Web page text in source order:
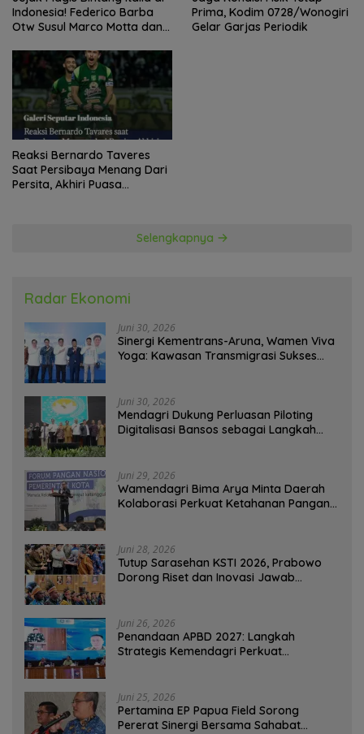
Indonesia! Federico Barba
Otw Susul Marco Motta dan
Trofi?
Prima, Kodim 0728/Wonogiri
Gelar Garjas Periodik
Reaksi Bernardo Taveres
Saat Persibaya Menang Dari
Persita, Akhiri Puasa
Selengkapnya
Radar Ekonomi
Juni 30, 2026
Sinergi Kementrans-Aruna, Wamen Viva
Yoga: Kawasan Transmigrasi Sukses
Juni 30, 2026
Mendagri Dukung Perluasan Piloting
Digitalisasi Bansos sebagai Langkah
Juni 29, 2026
Wamendagri Bima Arya Minta Daerah
Kolaborasi Perkuat Ketahanan Pangan
Juni 28, 2026
Tutup Sarasehan KSTI 2026, Prabowo
Dorong Riset dan Inovasi Jawab
Juni 26, 2026
Penandaan APBD 2027: Langkah
Strategis Kemendagri Perkuat
Juni 25, 2026
Pertamina EP Papua Field Sorong
Pererat Sinergi Bersama Sahabat